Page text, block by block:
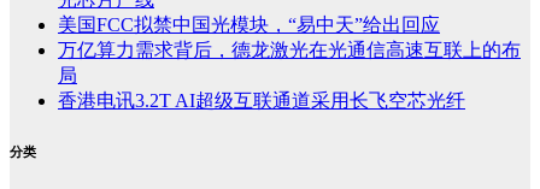
美国FCC拟禁中国光模块，“易中天”给出回应
万亿算力需求背后，德龙激光在光通信高速互联上的布
局
香港电讯3.2T AI超级互联通道采用长飞空芯光纤
分类